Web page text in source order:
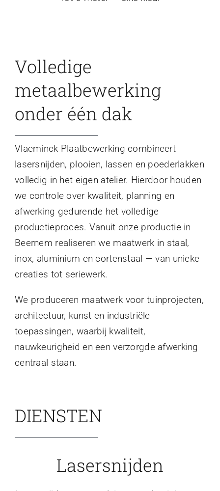
Volledige
metaalbewerking
onder één dak
Vlaeminck Plaatbewerking combineert
lasersnijden, plooien, lassen en poederlakken
volledig in het eigen atelier. Hierdoor houden
we controle over kwaliteit, planning en
afwerking gedurende het volledige
productieproces. Vanuit onze productie in
Beernem realiseren we maatwerk in staal,
inox, aluminium en cortenstaal — van unieke
creaties tot seriewerk.
We produceren maatwerk voor tuinprojecten,
architectuur, kunst en industriële
toepassingen, waarbij kwaliteit,
nauwkeurigheid en een verzorgde afwerking
centraal staan.
DIENSTEN
Lasersnijden